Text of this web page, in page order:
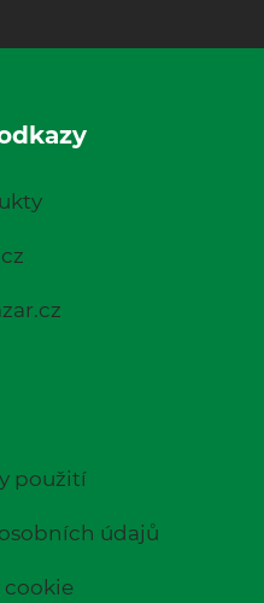
použití
údajů
cookie